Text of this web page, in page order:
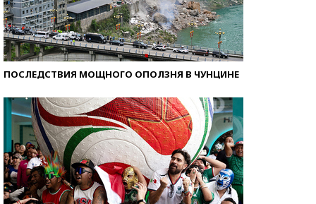
ПОСЛЕДСТВИЯ МОЩНОГО ОПОЛЗНЯ В ЧУНЦИНЕ